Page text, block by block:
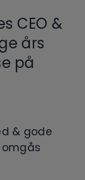
CEO &
års
på
& gode